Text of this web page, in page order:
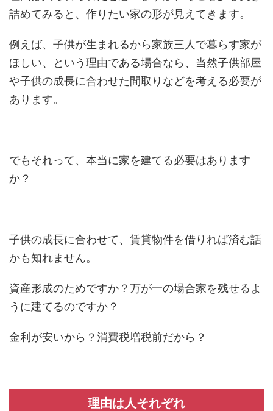
詰めてみると、作りたい家の形が見えてきます。
例えば、子供が生まれるから家族三人で暮らす家が
ほしい、という理由である場合なら、当然子供部屋
や子供の成長に合わせた間取りなどを考える必要が
あります。
でもそれって、本当に家を建てる必要はあります
か？
子供の成長に合わせて、賃貸物件を借りれば済む話
かも知れません。
資産形成のためですか？万が一の場合家を残せるよ
うに建てるのですか？
金利が安いから？消費税増税前だから？
理由は人それぞれ